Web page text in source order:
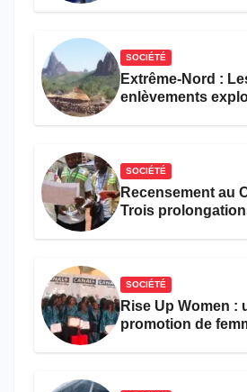
SOCIÉTÉ
Extrême-Nord :
enlèvements
SOCIÉTÉ
Recensement au
Trois
SOCIÉTÉ
Rise Up Women :
promotion de